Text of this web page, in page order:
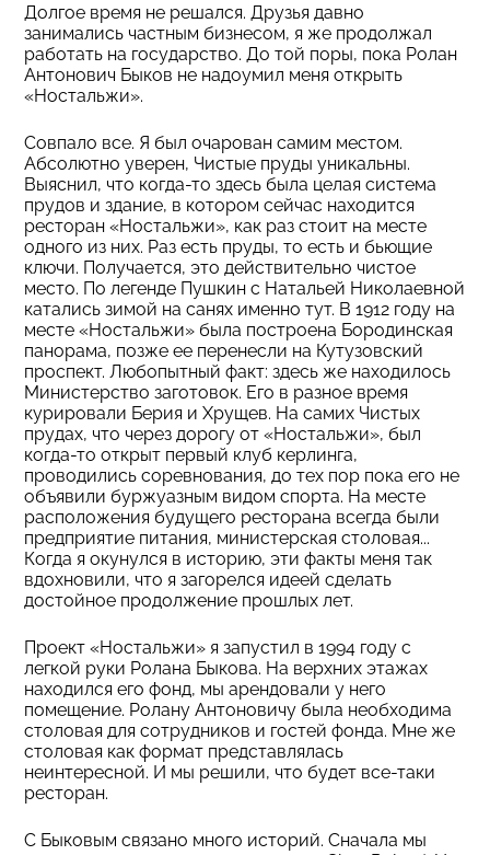
Долгое время не решался. Друзья давно
занимались частным бизнесом, я же продолжал
работать на государство. До той поры, пока Ролан
Антонович Быков не надоумил меня открыть
«Ностальжи».
Совпало все. Я был очарован самим местом.
Абсолютно уверен, Чистые пруды уникальны.
Выяснил, что когда-то здесь была целая система
прудов и здание, в котором сейчас находится
ресторан «Ностальжи», как раз стоит на месте
одного из них. Раз есть пруды, то есть и бьющие
ключи. Получается, это действительно чистое
место. По легенде Пушкин с Натальей Николаевной
катались зимой на санях именно тут. В 1912 году на
месте «Ностальжи» была построена Бородинская
панорама, позже ее перенесли на Кутузовский
проспект. Любопытный факт: здесь же находилось
Министерство заготовок. Его в разное время
курировали Берия и Хрущев. На самих Чистых
прудах, что через дорогу от «Ностальжи», был
когда-то открыт первый клуб керлинга,
проводились соревнования, до тех пор пока его не
объявили буржуазным видом спорта. На месте
расположения будущего ресторана всегда были
предприятие питания, министерская столовая...
Когда я окунулся в историю, эти факты меня так
вдохновили, что я загорелся идеей сделать
достойное продолжение прошлых лет.
Проект «Ностальжи» я запустил в 1994 году с
легкой руки Ролана Быкова. На верхних этажах
находился его фонд, мы арендовали у него
помещение. Ролану Антоновичу была необходима
столовая для сотрудников и гостей фонда. Мне же
столовая как формат представлялась
неинтересной. И мы решили, что будет все-таки
ресторан.
С Быковым связано много историй. Сначала мы